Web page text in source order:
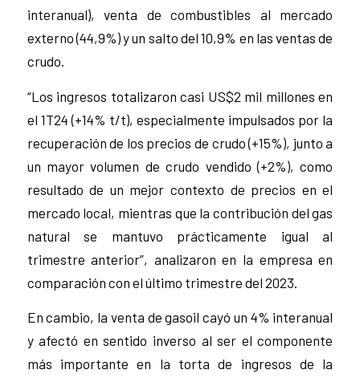
interanual), venta de combustibles al mercado
externo (44,9%) y un salto del 10,9% en las ventas de
crudo.
“Los ingresos totalizaron casi US$2 mil millones en
el 1T24 (+14% t/t), especialmente impulsados por la
recuperación de los precios de crudo (+15%), junto a
un mayor volumen de crudo vendido (+2%), como
resultado de un mejor contexto de precios en el
mercado local, mientras que la contribución del gas
natural se mantuvo prácticamente igual al
trimestre anterior”, analizaron en la empresa en
comparación con el último trimestre del 2023.
En cambio, la venta de gasoil cayó un 4% interanual
y afectó en sentido inverso al ser el componente
más importante en la torta de ingresos de la